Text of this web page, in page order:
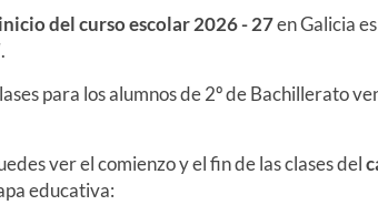
inicio delcurso escolar2026 - 27en Galicia
.
para los alumnos de 2º de Bachillerato
ver el comienzo y el fin de las clases del
educativa: